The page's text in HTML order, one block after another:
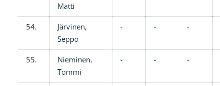
Matti
54.
Järvinen,
Seppo
- - -
55.
Nieminen,
Tommi
- - -